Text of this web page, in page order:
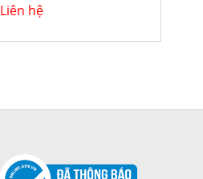
Liên hệ